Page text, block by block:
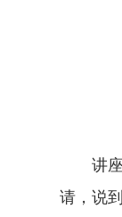
讲座
请，说